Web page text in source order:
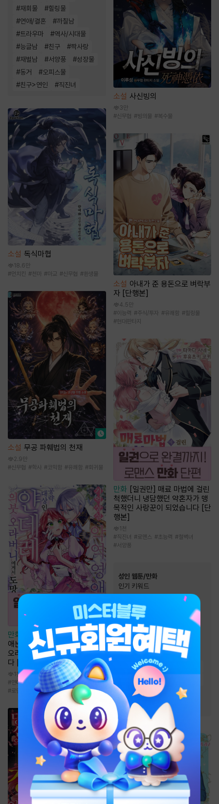
#재회물 #힐링물
#연애/결혼 #까칠남
#트라우마 #역사/시대물
#능글남 #친구 #짝사랑
#재벌남 #서양풍 #성장물
#동거 #오피스물
#친구>연인 #직진녀
소설 독식마협
18.6만
#먼치킨 #천마 #마교 #신무협 # 환생물
소설 무공 파훼법의 천재
2.9만
#신무협 #학사 #코믹함 #유쾌함 #회귀물
만화
[일권만] 기억상실 악역 영
애는 공략 대상인 얀데레 의붓
오라버니에게서 도망칠 수가 없
다 [단행본]
1천
#연애/결혼 #이세계물 #서양풍 #게임
#로맨스
소설 사신빙의
3만
#신무협 #빙의물 #복수물
소설 아내가 준 용돈으로 벼락부
자 [단행본]
4.5만
#이능력 #주식/투자 #유쾌함 #힐링물
#현대판타지
만화 [일권만] 매료 마법에 걸린
척했더니 냉담했던 약혼자가 맹
목적인 사랑꾼이 되었습니다 [단
행본]
1천
#직진녀 #로맨스 #초능력 #철벽녀
#서양풍
성인 웹툰/만화
인기 키워드
#다정남
#후방주의
#모럴리스 #고수위
# 원나잇 능욕 #능글남
#스테디셀러
여성인기
삼각관계 #현대물
유혹 #짝사랑
# 계약관계 #절륜남
#오피스물